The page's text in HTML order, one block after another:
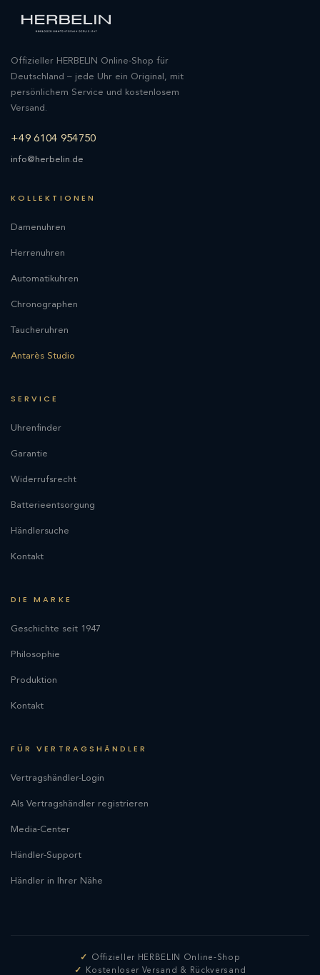
Offizieller HERBELIN Online-Shop für
Deutschland – jede Uhr ein Original, mit
persönlichem Service und kostenlosem
Versand.
+49 6104 954750
info@herbelin.de
KOLLEKTIONEN
Damenuhren
Herrenuhren
Automatikuhren
Chronographen
Taucheruhren
Antarès Studio
SERVICE
Uhrenfinder
Garantie
Widerrufsrecht
Batterieentsorgung
Händlersuche
Kontakt
DIE MARKE
Geschichte seit 1947
Philosophie
Produktion
Kontakt
FÜR VERTRAGSHÄNDLER
Vertragshändler-Login
Als Vertragshändler registrieren
Media-Center
Händler-Support
Händler in Ihrer Nähe
Offizieller HERBELIN Online-Shop
Kostenloser Versand & Rückversand